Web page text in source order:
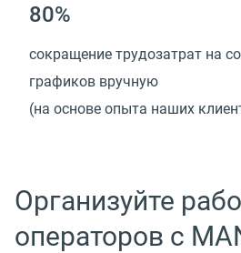
80%
сокращение трудозатрат на
графиков вручную
(на основе опыта наших
Организуйте
операторов с